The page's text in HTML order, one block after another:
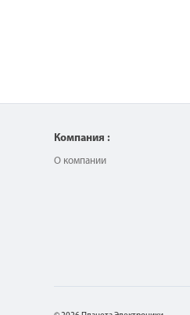
Компания :
О компании